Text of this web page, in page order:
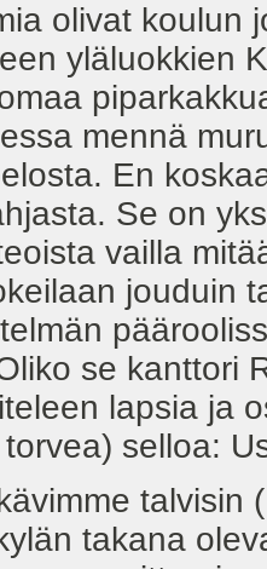
olivat koulun
yläluokkien
mennä
En
Se on
vailla
jouduin
se kanttori
lapsia ja
selloa:
talvisin
takana